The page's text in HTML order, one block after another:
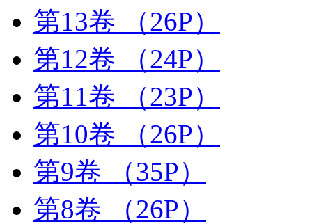
第13卷
（26P）
第12卷
（24P）
第11卷
（23P）
第10卷
（26P）
第9卷
（35P）
第8卷
（26P）